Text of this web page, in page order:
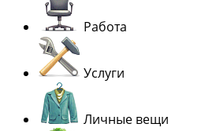
Работа
Услуги
Личные вещи